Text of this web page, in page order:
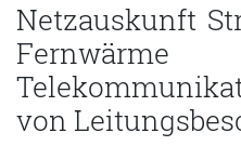
Netzauskunft
von